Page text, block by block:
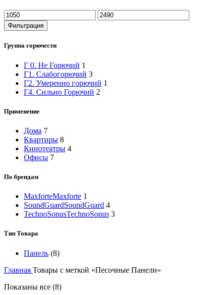
Минимальная
цена
Максимальная
цена
Фильтрация
Группа горючести
Г 0. Не Горючий 1
Г1. Слабогорючий 3
Г2. Умеренно горючий 1
Г4. Сильно Горючий 2
Применение
Дома 7
Квартиры 8
Кинотеатры 4
Офисы 7
По брендам
MaxforteMaxforte 1
SoundGuardSoundGuard 4
TechnoSonusTechnoSonus 3
Тип Товара
Панель (8)
Главная Товары с меткой «Песочные Панели»
Показаны все (8)